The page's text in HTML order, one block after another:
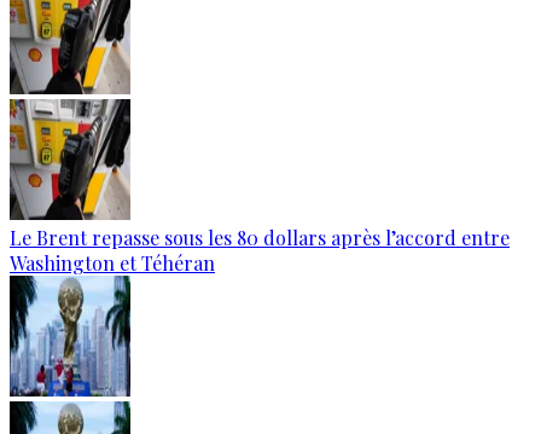
Le Brent repasse sous les 80 dollars après l’accord entre
Washington et Téhéran